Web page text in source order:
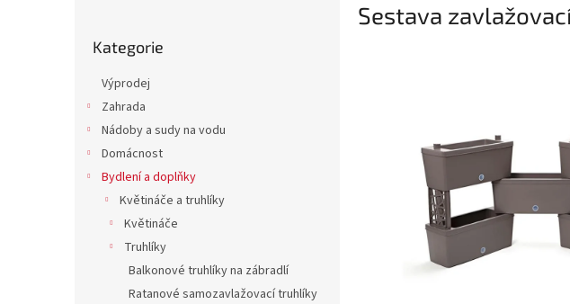
kategorie
Kategorie
Výprodej
Zahrada
Nádoby a sudy na vodu
Domácnost
Bydlení a doplňky
Květináče a truhlíky
Květináče
Truhlíky
Balkonové truhlíky na zábradlí
Ratanové samozavlažovací truhlíky
Sestava